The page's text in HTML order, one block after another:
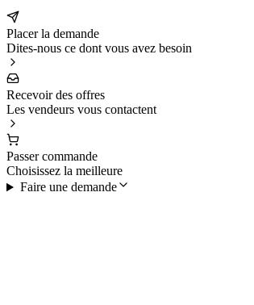
Placer la demande
Dites-nous ce dont vous avez besoin
Recevoir des offres
Les vendeurs vous contactent
Passer commande
Choisissez la meilleure
Faire une demande